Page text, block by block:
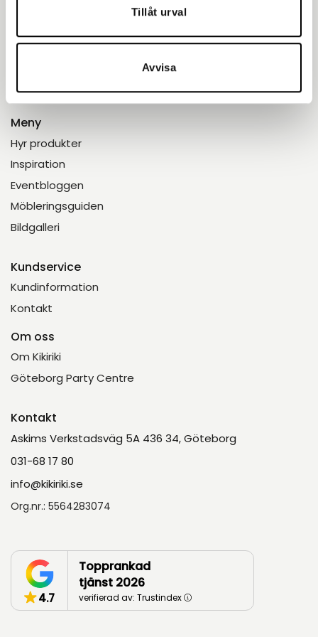
Tillåt urval
Avvisa
Meny
Hyr produkter
Inspiration
Eventbloggen
Möbleringsguiden
Bildgalleri
Kundservice
Kundinformation
Kontakt
Om oss
Om Kikiriki
Göteborg Party Centre
Kontakt
Askims Verkstadsväg 5A 436 34, Göteborg
031-68 17 80
info@kikiriki.se
Org.nr.: 5564283074
4.7
Topprankad
tjänst 2026
verifierad av: Trustindex